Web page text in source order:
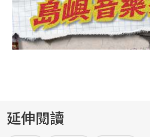
延伸閱讀